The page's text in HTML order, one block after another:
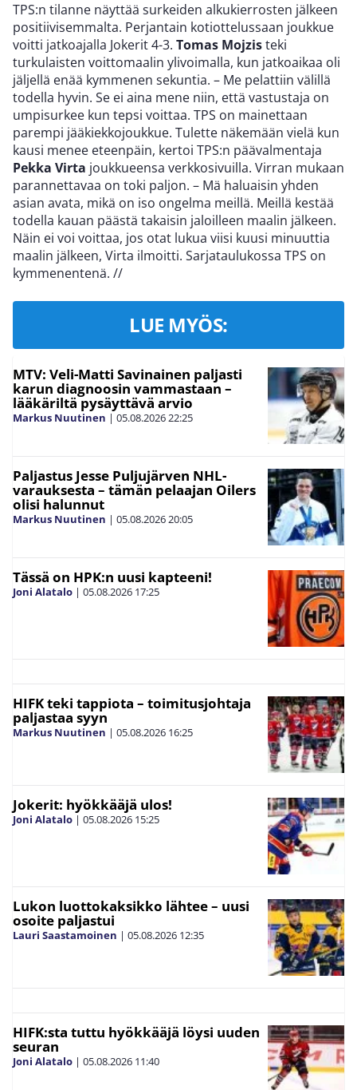
TPS:n tilanne näyttää surkeiden alkukierrosten jälkeen
positiivisemmalta. Perjantain kotiottelussaan joukkue
voitti jatkoajalla Jokerit 4-3. Tomas Mojzisteki
turkulaisten voittomaalin ylivoimalla, kun jatkoaikaa oli
jäljellä enää kymmenen sekuntia. – Me pelattiin välillä
todella hyvin. Se ei aina mene niin, että vastustaja on
umpisurkee kun tepsi voittaa. TPS on mainettaan
parempi jääkiekkojoukkue. Tulette näkemään vielä kun
kausi menee eteenpäin, kertoi TPS:n päävalmentaja
Pekka Virta joukkueensa verkkosivuilla. Virran mukaan
parannettavaa on toki paljon. – Mä haluaisin yhden
asian avata, mikä on iso ongelma meillä. Meillä kestää
todella kauan päästä takaisin jaloilleen maalin jälkeen.
Näin ei voi voittaa, jos otat lukua viisi kuusi minuuttia
maalin jälkeen, Virta ilmoitti. Sarjataulukossa TPS on
kymmenentenä. //
LUE MYÖS:
MTV: Veli-Matti Savinainen paljasti
karun diagnoosin vammastaan –
lääkäriltä pysäyttävä arvio
Markus Nuutinen | 05.08.202622:25
Paljastus Jesse Puljujärven NHL-
varauksesta – tämän pelaajan Oilers
olisi halunnut
Markus Nuutinen | 05.08.202620:05
Tässä on HPK:n uusi kapteeni!
Joni Alatalo | 05.08.2026 17:25
HIFK teki tappiota – toimitusjohtaja
paljastaa syyn
Markus Nuutinen | 05.08.2026 16:25
Jokerit: hyökkääjä ulos!
Joni Alatalo | 05.08.2026 15:25
Lukon luottokaksikko lähtee – uusi
osoite paljastui
Lauri Saastamoinen | 05.08.2026 12:35
HIFK:sta tuttu hyökkääjä löysi uuden
seuran
Joni Alatalo | 05.08.2026 11:40